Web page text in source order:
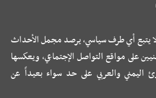
يتبع أي طرف سياسي، يرصد مجمل الأحداث
على مواقع التواصل الإجتماعي، ويعكسها
اليمني والعربي على حد سواء بعيداً عن